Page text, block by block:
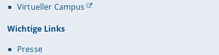
Virtueller Campus
Wichtige Links
Presse